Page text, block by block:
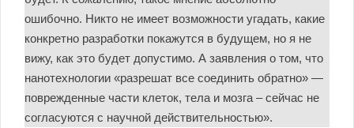
ошибочно. Никто не имеет возможности угадать, какие
конкретно разработки покажутся в будущем, но я не
вижу, как это будет допустимо. А заявления о том, что
нанотехнологии «разрешат все соединить обратно» —
поврежденные части клеток, тела и мозга – сейчас не
согласуются с научной действительностью».